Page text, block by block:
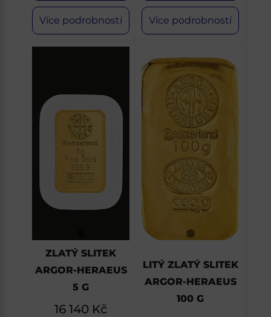
Více podrobností Více podrobností
ZLATÝ SLITEK
ARGOR-HERAEUS
5 G
16 140 Kč
LITÝ ZLATÝ SLITEK
ARGOR-HERAEUS
100 G